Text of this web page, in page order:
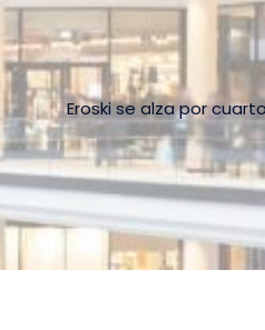
Eroski se alza por